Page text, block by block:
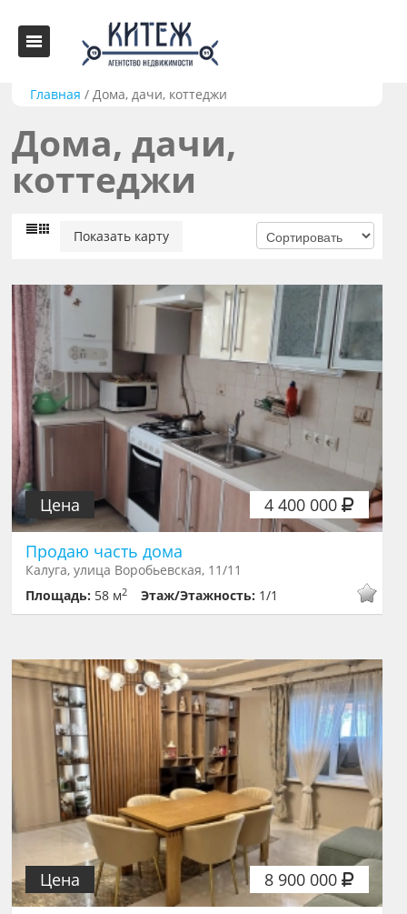
Главная /Дома, дачи, коттеджи
Дома, дачи,
коттеджи
Показать карту
4 400 000
Цена
Продаю часть дома
Калуга, улица Воробьевская, 11/11
Площадь: 58 м2 Этаж/Этажность: 1/1
8 900 000
Цена